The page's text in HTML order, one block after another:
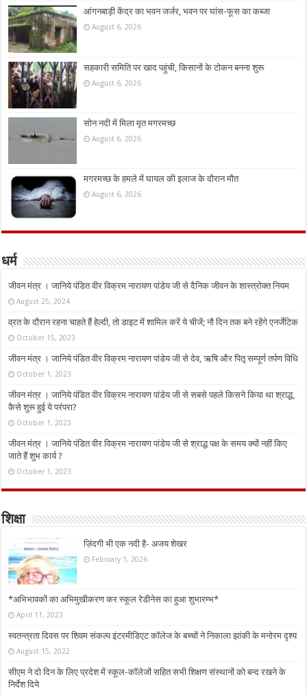
आंगनबाड़ी केंद्र का भवन जर्जर, भवन पर घांस-फूस का कब्जा
August 6, 2026
सहकारी समिति पर खाद पहुंची, किसानों के टोकन बनना शुरू
August 6, 2026
सोन नदी में मिला मृत मगरमच्छ
August 6, 2026
मगरमच्छ के हमले में घायल की इलाज के दौरान मौत
August 6, 2026
धर्म
जीवन मंत्र । जानिये पंडित वीर विक्रम नारायण पांडेय जी से दैनिक जीवन के शास्त्रोक्त नियम
August 25, 2024
व्रत के दौरान रहना चाहते हैं हेल्दी, तो डाइट में शामिल करें ये चीजें; नौ दिन तक बने रहेंगे एनर्जेटिक
October 15, 2023
जीवन मंत्र । जानिये पंडित वीर विक्रम नारायण पांडेय जी से देव, ऋषि और पितृ सम्पूर्ण तर्पण विधि
October 1, 2023
जीवन मंत्र । जानिये पंडित वीर विक्रम नारायण पांडेय जी से सबसे पहले किसने किया था श्राद्ध,
कैसे शुरू हुई ये परंपरा?
October 1, 2023
जीवन मंत्र । जानिये पंडित वीर विक्रम नारायण पांडेय जी से श्राद्ध पक्ष के समय क्यों नहीं किए
जाते हैं शुभ कार्य ?
October 1, 2023
शिक्षा
ज़िंदगी भी एक नदी है- अजय शेखर
February 1, 2026
*अभिभावकों का अभिमुखीकरण कर स्कूल रेडीनेस का हुआ शुभारम्भ*
April 11, 2023
स्वतन्त्रता दिवस पर शिवम संकल्प इंटरमीडिएट कॉलेज के बच्चों ने निकाला झांकी के मनोरम दृश्य
August 15, 2022
सीएम ने दो दिन के लिए प्रदेश में स्कूल-कॉलेजों सहित सभी शिक्षण संस्थानों को बन्द रखने के
निर्देश दिये